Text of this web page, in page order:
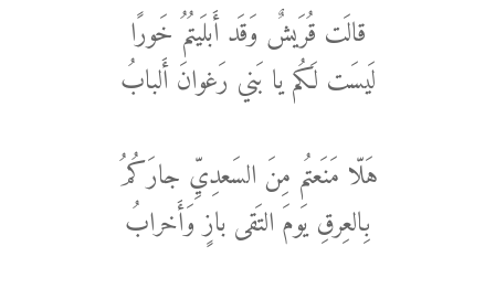
قالَت قُرَيشٌ وَقَد أَبلَيتُمُ خَورًا
لَيسَت لَكُم يا بَني رَغوانَ أَلبابُ
هَلّا مَنَعتُم مِنَ السَعدِيِّ جارَكُمُ
بِالعِرقِ يَومَ التَقى بازٍ وَأَخرابُ